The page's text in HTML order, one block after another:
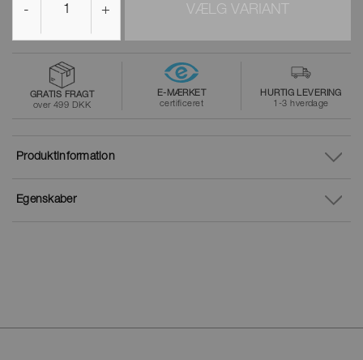
- + VÆLG VARIANT
GRATIS FRAGT
over 499 DKK
E-MÆRKET
certificeret
HURTIG LEVERING
1-3 hverdage
Egenskaber
Produktinformation